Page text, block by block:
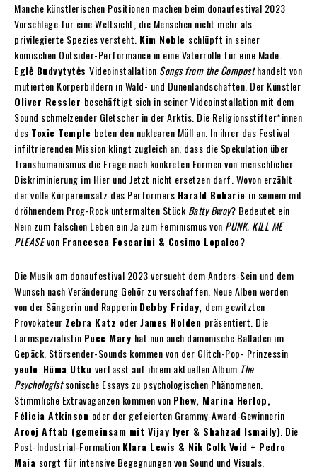
Manche künstlerischen Positionen machen beim donaufestival 2023
Vorschläge für eine Weltsicht, die Menschen nicht mehr als
privilegierte Spezies versteht. Kim Noble schlüpft in seiner
komischen Outsider-Performance in eine Vaterrolle für eine Made.
Eglė Budvytytės Videoinstallation Songs from the Composthandelt von
mutierten Körperbildern in Wald- und Dünenlandschaften. Der Künstler
Oliver Ressler beschäftigt sich in seiner Videoinstallation mit dem
Sound schmelzender Gletscher in der Arktis. Die Religionsstifter*innen
des Toxic Temple beten den nuklearen Müll an. In ihrer das Festival
infiltrierenden Mission klingt zugleich an, dass die Spekulation über
Transhumanismus die Frage nach konkreten Formen von menschlicher
Diskriminierung im Hier und Jetzt nicht ersetzen darf. Wovon erzählt
der volle Körpereinsatz des Performers Harald Beharie in seinem mit
dröhnendem Prog-Rock untermalten Stück Batty Bwoy? Bedeutet ein
Nein zum falschen Leben ein Ja zum Feminismus von PUNK. KILL ME
PLEASEvon Francesca Foscarini & Cosimo Lopalco?
Die Musik am donaufestival 2023 versucht dem Anders-Sein und dem
Wunsch nach Veränderung Gehör zu verschaffen. Neue Alben werden
von der Sängerin und Rapperin Debby Friday, dem gewitzten
Provokateur Zebra Katz oderJames Holden präsentiert. Die
Lärmspezialistin Puce Mary hat nun auch dämonische Balladen im
Gepäck. Störsender-Sounds kommen von der Glitch-Pop- Prinzessin
yeule. Hüma Utku verfasst auf ihrem aktuellen Album The
Psychologistsonische Essays zu psychologischen Phänomenen.
Stimmliche Extravaganzen kommen von Phew, Marina Herlop,
Félicia Atkinson oder der gefeierten Grammy-Award-Gewinnerin
Arooj Aftab (gemeinsam mit Vijay Iyer & Shahzad Ismaily). Die
Post-Industrial-Formation Klara Lewis & Nik Colk Void + Pedro
Maia sorgt für intensive Begegnungen von Sound und Visuals.